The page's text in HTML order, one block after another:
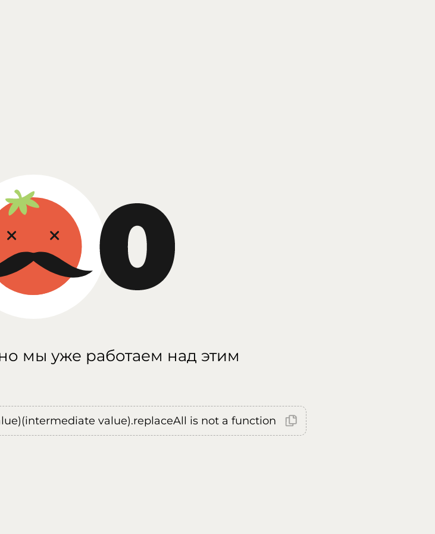
мы уже работаем над этим
value).replaceAll is not a function